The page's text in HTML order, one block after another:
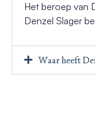
Het beroep van
Denzel Slager
Waar heeft